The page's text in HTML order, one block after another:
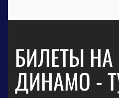
БИЛЕТЫ
ДИНАМО -